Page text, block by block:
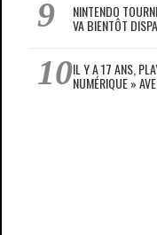
NINTENDO
VA BIENTÔT
IL Y A 17 ANS,
NUMÉRIQUE »